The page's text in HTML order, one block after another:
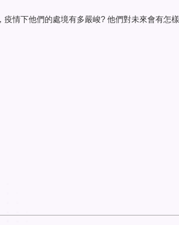
情下他們的處境有多嚴峻? 他們對未來會有怎